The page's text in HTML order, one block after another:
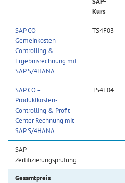
Kurs
Gesamtpreis
SAP CO –
Gemeinkosten-
Controlling &
Ergebnisrechnung mit
SAP S/4HANA
TS4F03
SAP CO –
Produktkosten-
Controlling & Profit
Center Rechnung mit
SAP S/4HANA
TS4F04
SAP-
Zertifizierungsprüfung